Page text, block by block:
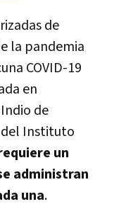
de
la pandemia
COVID-19
en
de
del Instituto
un
administran
una.